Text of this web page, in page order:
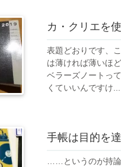
カ・クリエを
表題どおりです、
は薄ければ薄いほ
ベラーズノートっ
くていいんですけ...
手帳は目的を
……というのが持論